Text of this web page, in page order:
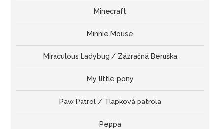
Minecraft
Minnie Mouse
Miraculous Ladybug / Zázračná Beruška
My little pony
Paw Patrol / Tlapková patrola
Peppa